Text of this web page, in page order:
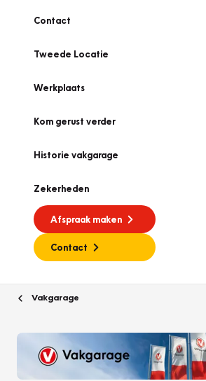
Contact
Tweede Locatie
Werkplaats
Kom gerust verder
Historie vakgarage
Zekerheden
Afspraak maken
Contact
Vakgarage